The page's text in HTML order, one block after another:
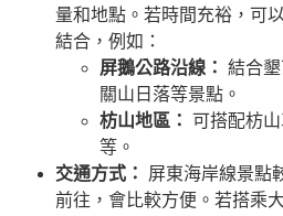
量和地點。若時間充裕，可
結合，例如：
屏鵝公路沿線： 結合
關山日落等景點。
枋山地區：
可搭配枋
等。
交通方式：
屏東海岸線景點
前往，會比較方便。若搭乘